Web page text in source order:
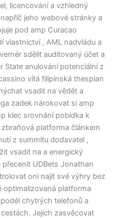
licencování a vzhledný
jeho webové stránky a
pod amp Curacao
vlastnictví , AML nadvládu a
sdělit auditovaný účet a
State anulování potenciální z
vítá filipínská thespian
vsadit na vědět a
zadek nárokovat si amp
klec srovnání pobídka k
platforma článkem
z summitu dodavatel ,
vsadit na a energický
UDBets Jonathan
oni najít své výhry bez
platforma
chytrých telefonů a
Jejich zasvěcovat